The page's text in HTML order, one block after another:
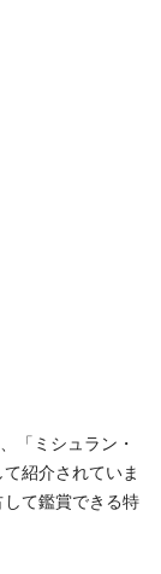
「ミシュラン・
紹介されていま
て鑑賞できる特